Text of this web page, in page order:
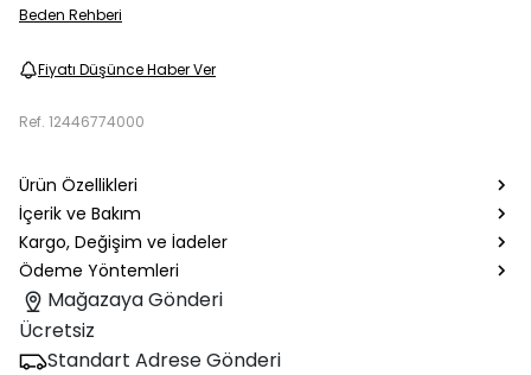
Beden Rehberi
Fiyatı Düşünce Haber Ver
Ref. 12446774000
Ürün Özellikleri
İçerik ve Bakım
Kargo, Değişim ve İadeler
Ödeme Yöntemleri
Mağazaya Gönderi
Ücretsiz
Standart Adrese Gönderi